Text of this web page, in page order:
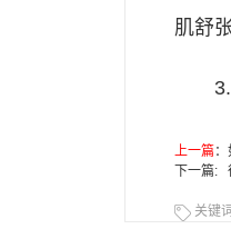
肌舒
上一篇 ：
下一篇:
关键